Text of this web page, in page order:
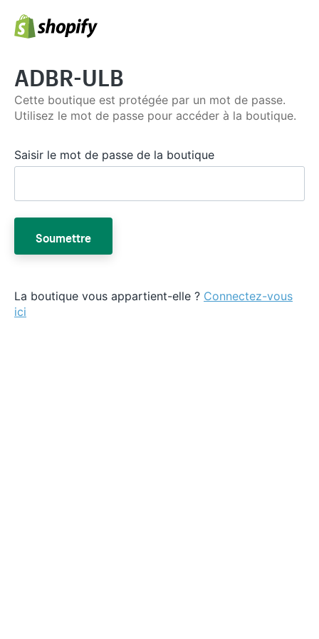
ADBR-ULB
Cette boutique est protégée par un mot de passe.
Utilisez le mot de passe pour accéder à la boutique.
Saisir le mot de passe de la boutique
Soumettre
La boutique vous appartient-elle ? Connectez-vous
ici